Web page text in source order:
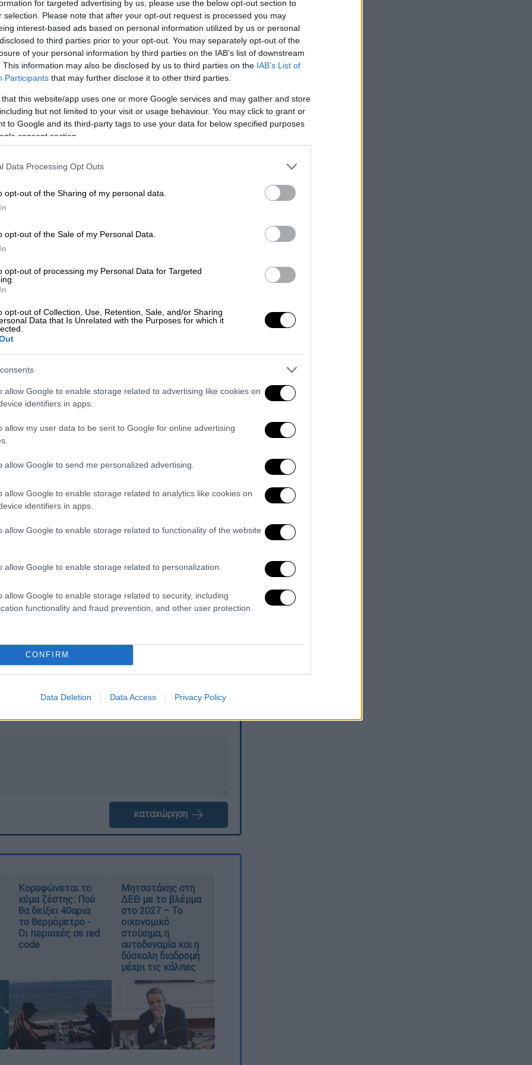
for targeted advertising by us, please use the below opt-out section to
selection. Please note that after your opt-out request is processed you may
interest-based ads based on personal information utilized by us or personal
to third parties prior to your opt-out. You may separately opt-out of the
of your personal information by third parties on the IAB’s list of downstream
This information may also be disclosed by us to third parties on the IAB’s List of
Participants that may further disclose it to other third parties.
that this website/app uses one or more Google services and may gather and store
but not limited to your visit or usage behaviour. You may click to grant or
to Google and its third-party tags to use your data for below specified purposes
consent section.
Data Processing Opt Outs
opt-out of the Sharing of my personal data.
opt-out of the Sale of my Personal Data.
opt-out of processing my Personal Data for Targeted
opt-out of Collection, Use, Retention, Sale, and/or Sharing
Data that Is Unrelated with the Purposes for which it
allow Google to enable storage related to advertising like cookies on
identifiers in apps.
allow my user data to be sent to Google for online advertising
allow Google to send me personalized advertising.
allow Google to enable storage related to analytics like cookies on
identifiers in apps.
allow Google to enable storage related to functionality of the website
allow Google to enable storage related to personalization.
allow Google to enable storage related to security, including
functionality and fraud prevention, and other user protection.
CONFIRM
Data Deletion Data Access Privacy Policy
το ΕΘΝΟΣ στη Google
ότι θα παραδώσει τις σορούς
στο πλαίσιο της συμφωνίας εκεχειρίας.
ότι «οι σοροί τριών Ισραηλινών
νωρίτερα σήμερα σε μια από τις
», θα παραδοθούν στο πλαίσιο της
την εκεχειρία: Το βίντεο που
ανακάλυψη λειψάνων»
ομήρων που είχαν απαχθεί από
στη Γάζα και θα έπρεπε να είχαν
ότι ο εντοπισμός των
στον κατεστραμμένο θύλακα.
των σορών των ομήρων έχουν
με αποφασιστικότητα και επιμονή
των δεσμεύσεων της Χαμάς βάσει της
Ισραήλ όλων των νεκρών ομήρων».
ΕΘΝΟΣ θα παρεμβαίνει και τα προσβλητικά σχόλια θα
καταχώρηση
Κορυφώνεται το
κύμα ζέστης: Πού
θα δείξει 40αρια
το θερμόμετρο -
Οι περιοχές σε red
code
Μητσοτάκης στη
ΔΕΘ με το βλέμμα
στο 2027 – Το
οικονομικό
στοίχημα, η
αυτοδυναμία και η
δύσκολη διαδρομή
μέχρι τις κάλπες